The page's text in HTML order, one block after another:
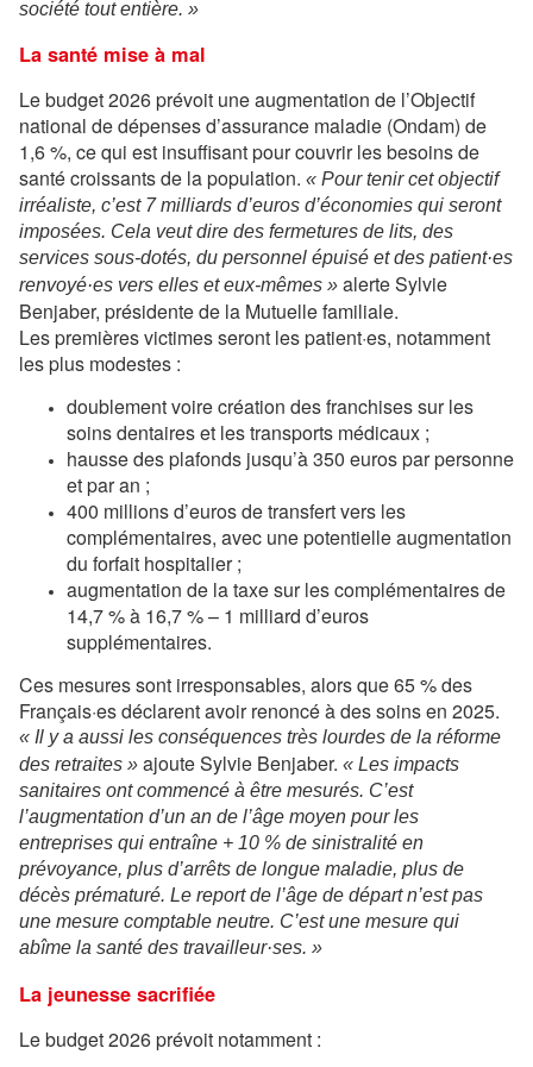
société tout entière. »
La santé mise à mal
Le budget 2026 prévoit une augmentation de l’Objectif
national de dépenses d’assurance maladie (Ondam) de
1,6 %, ce qui est insuffisant pour couvrir les besoins de
santé croissants de la population. « Pour tenir cet objectif
irréaliste, c’est 7 milliards d’euros d’économies qui seront
imposées. Cela veut dire des fermetures de lits, des
services sous-dotés, du personnel épuisé et des patient·es
renvoyé·es vers elles et eux-mêmes » alerte Sylvie
Benjaber, présidente de la Mutuelle familiale.
Les premières victimes seront les patient·es, notamment
les plus modestes :
doublement voire création des franchises sur les
soins dentaires et les transports médicaux ;
hausse des plafonds jusqu’à 350 euros par personne
et par an ;
400 millions d’euros de transfert vers les
complémentaires, avec une potentielle augmentation
du forfait hospitalier ;
augmentation de la taxe sur les complémentaires de
14,7 % à 16,7 % – 1 milliard d’euros
supplémentaires.
Ces mesures sont irresponsables, alors que 65 % des
Français·es déclarent avoir renoncé à des soins en 2025.
« Il y a aussi les conséquences très lourdes de la réforme
des retraites » ajoute Sylvie Benjaber. « Les impacts
sanitaires ont commencé à être mesurés. C’est
l’augmentation d’un an de l’âge moyen pour les
entreprises qui entraîne + 10 % de sinistralité en
prévoyance, plus d’arrêts de longue maladie, plus de
décès prématuré. Le report de l’âge de départ n’est pas
une mesure comptable neutre. C’est une mesure qui
abîme la santé des travailleur·ses. »
La jeunesse sacrifiée
Le budget 2026 prévoit notamment :